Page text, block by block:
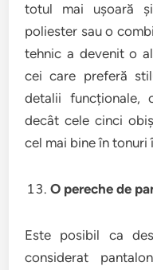
totul mai ușoară
poliester sau o
tehnic a devenit o
cei care preferă
detalii funcționale,
decât cele cinci
cel mai bine în tonuri
O pereche de
Este posibil ca
considerat